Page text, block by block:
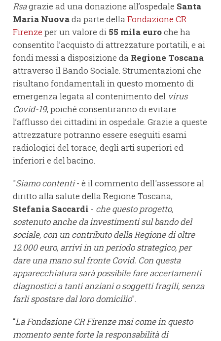
Rsagrazie ad una donazione all’ospedale Santa
Maria Nuovada parte della Fondazione CR
Firenze per un valore di 55 mila euroche ha
consentito l’acquisto di attrezzature portatili, e ai
fondi messi a disposizione da Regione Toscana
attraverso il Bando Sociale. Strumentazioni che
risultano fondamentali in questo momento di
emergenza legata al contenimento del virus
Covid-19, poiché consentiranno di evitare
l’afflusso dei cittadini in ospedale. Grazie a queste
attrezzature potranno essere eseguiti esami
radiologici del torace, degli arti superiori ed
inferiori e del bacino.
"Siamo contenti- è il commento dell'assessore al
diritto alla salute della Regione Toscana,
Stefania Saccardi - che questo progetto,
sostenuto anche da investimenti sul bando del
sociale, con un contributo della Regione di oltre
12.000 euro, arrivi in un periodo strategico, per
dare una mano sul fronte Covid. Con questa
apparecchiatura sarà possibile fare accertamenti
diagnostici a tanti anziani o soggetti fragili, senza
farli spostare dal loro domicilio".
“La Fondazione CR Firenze mai come in questo
momento sente forte la responsabilità di